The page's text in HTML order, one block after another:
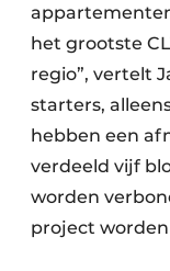
het grootste
regio”, vertelt
starters,
hebben een
verdeeld vijf
worden
project